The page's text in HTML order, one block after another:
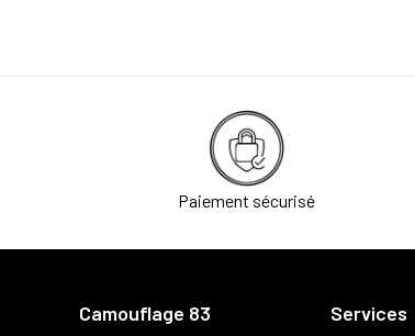
Paiement sécurisé
Camouflage 83 Services